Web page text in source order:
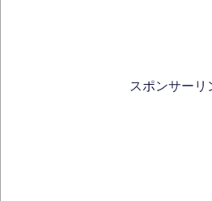
スポンサーリ